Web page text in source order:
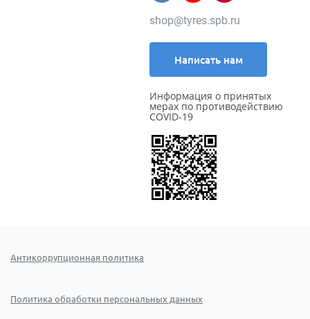
shop@tyres.spb.ru
Написать нам
Информация о принятых
мерах по противодействию
COVID-19
Антикоррупционная политика
Политика обработки персональных данных